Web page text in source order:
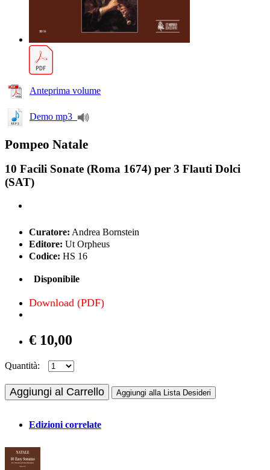
Anteprima volume
Demo mp3
Pompeo Natale
10 Facili Sonate (Roma 1674) per 3 Flauti Dolci
(SAT)
Curatore: Andrea Bornstein
Editore: Ut Orpheus
Codice: HS 16
Disponibile
Download (PDF)
€ 10,00
Quantità:
Aggiungi al Carrello Aggiungi alla Lista Desideri
Edizioni correlate